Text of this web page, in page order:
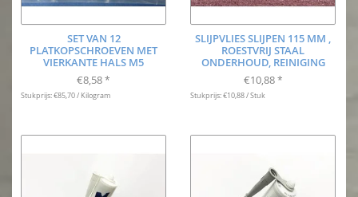
SET VAN 12
PLATKOPSCHROEVEN MET
VIERKANTE HALS M5
€8,58 *
Stukprijs: €85,70 / Kilogram
SLIJPVLIES SLIJPEN 115 MM ,
ROESTVRIJ STAAL
ONDERHOUD, REINIGING
€10,88 *
Stukprijs: €10,88 / Stuk